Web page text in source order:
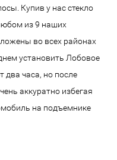
Купив у нас стекло
из 9 наших
во всех районах
установить Лобовое
два часа, но после
аккуратно избегая
на подъемнике